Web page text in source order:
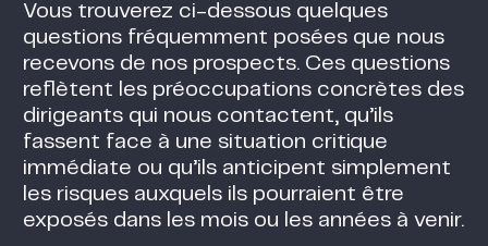
Vous trouverez ci-dessous quelques
questions fréquemment posées que nous
recevons de nos prospects. Ces questions
reflètent les préoccupations concrètes des
dirigeants qui nous contactent, qu’ils
fassent face à une situation critique
immédiate ou qu’ils anticipent simplement
les risques auxquels ils pourraient être
exposés dans les mois ou les années à venir.